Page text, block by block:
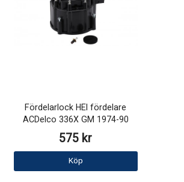
Fördelarlock HEI fördelare
ACDelco 336X GM 1974-90
575 kr
Köp